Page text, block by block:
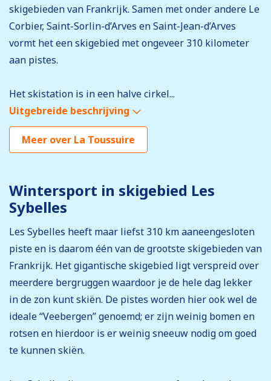
skigebieden van Frankrijk. Samen met onder andere Le
Corbier, Saint-Sorlin-d’Arves en Saint-Jean-d’Arves
vormt het een skigebied met ongeveer 310 kilometer
aan pistes.
Het skistation is in een halve cirkel...
Uitgebreide beschrijving
Meer over La Toussuire
Wintersport in skigebied Les
Sybelles
Les Sybelles heeft maar liefst 310 km aaneengesloten
piste en is daarom één van de grootste skigebieden van
Frankrijk. Het gigantische skigebied ligt verspreid over
meerdere bergruggen waardoor je de hele dag lekker
in de zon kunt skiën. De pistes worden hier ook wel de
ideale “Veebergen” genoemd; er zijn weinig bomen en
rotsen en hierdoor is er weinig sneeuw nodig om goed
te kunnen skiën.